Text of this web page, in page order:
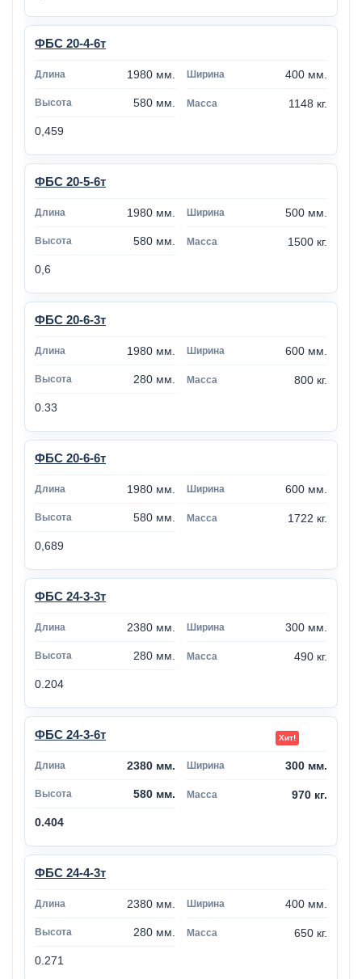
ФБС 20-4-6т
1980 мм. 400 мм.
580 мм. 1148 кг.
0,459
ФБС 20-5-6т
1980 мм. 500 мм.
580 мм. 1500 кг.
0,6
ФБС 20-6-3т
1980 мм. 600 мм.
280 мм. 800 кг.
0.33
ФБС 20-6-6т
1980 мм. 600 мм.
580 мм. 1722 кг.
0,689
ФБС 24-3-3т
2380 мм. 300 мм.
280 мм. 490 кг.
0.204
ФБС 24-3-6т
2380 мм. 300 мм.
580 мм. 970 кг.
0.404
ФБС 24-4-3т
2380 мм. 400 мм.
280 мм. 650 кг.
0.271